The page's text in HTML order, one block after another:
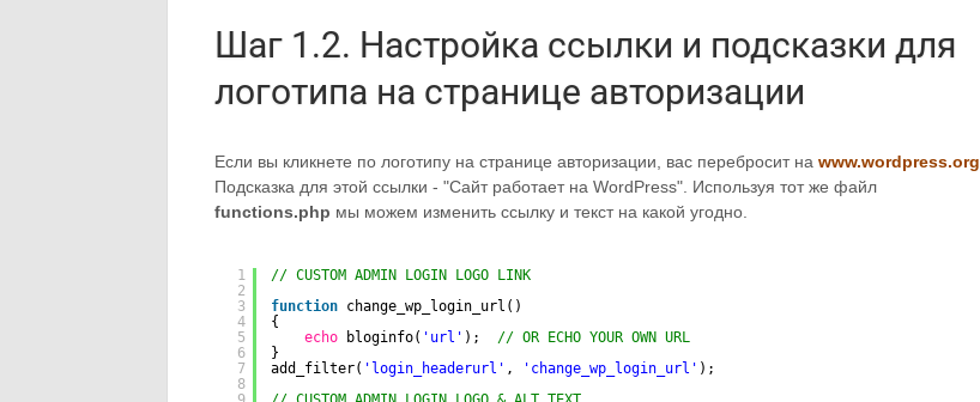
Шаг 1.2. Настройка ссылки и подсказки для
логотипа на странице авторизации
Если вы кликнете по логотипу на странице авторизации, вас перебросит на www.wordpress.org
Подсказка для этой ссылки - "Сайт работает на WordPress". Используя тот же файл
functions.php мы можем изменить ссылку и текст на какой угодно.
1
2
3
4
5
6
7
8
// CUSTOM ADMIN LOGIN LOGO LINK
function change_wp_login_url()
{
echo
bloginfo( 'url' ); // OR ECHO YOUR OWN URL
}
add_filter( 'login_headerurl' , 'change_wp_login_url' );